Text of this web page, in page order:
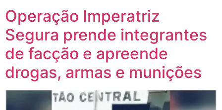
Operação Imperatriz
Segura prende integrantes
de facção e apreende
drogas, armas e munições